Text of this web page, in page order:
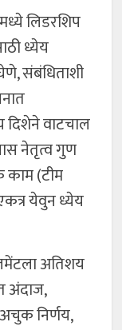
लिडरशिप
ध्येय
संबंधिताशी
दिशेने वाटचाल
नेतृत्व गुण
काम (टीम
येवुन ध्येय
अतिशय
अंदाज,
अचुक निर्णय,